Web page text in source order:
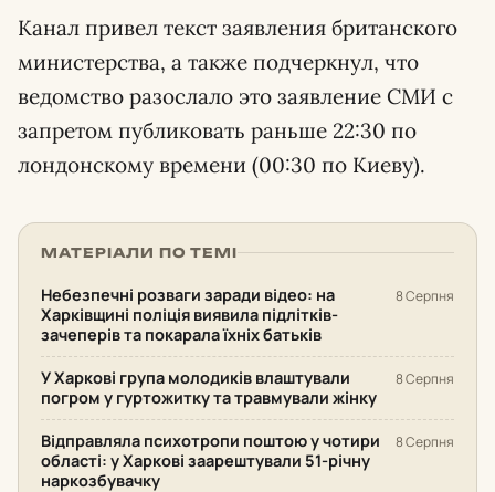
Канал привел текст заявления британского
министерства, а также подчеркнул, что
ведомство разослало это заявление СМИ с
запретом публиковать раньше 22:30 по
лондонскому времени (00:30 по Киеву).
МАТЕРІАЛИ ПО ТЕМІ
Небезпечні розваги заради відео: на
Харківщині поліція виявила підлітків-
зачеперів та покарала їхніх батьків
8 Серпня
У Харкові група молодиків влаштували
погром у гуртожитку та травмували жінку
8 Серпня
Відправляла психотропи поштою у чотири
області: у Харкові заарештували 51-річну
наркозбувачку
8 Серпня